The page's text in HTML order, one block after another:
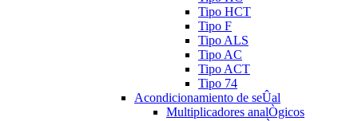
Tipo HCT
Tipo F
Tipo ALS
Tipo AC
Tipo ACT
Tipo 74
Acondicionamiento de seÛal
Multiplicadores analÒgicos